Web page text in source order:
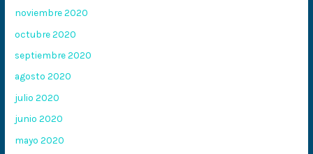
noviembre 2020
octubre 2020
septiembre 2020
agosto 2020
julio 2020
junio 2020
mayo 2020